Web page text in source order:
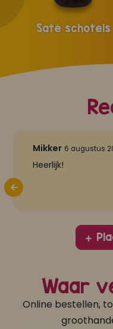
Saté schotels
Mikker 6 augustus
Heerlijk!
Waar
Online bestellen,